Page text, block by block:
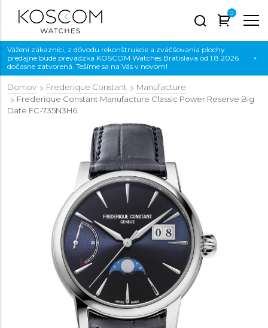
0
Vážení zákazníci, z dôvodu rekonštrukcie a zväčšovania plochy
predajne bude prevádzka KOSCOM Watches Bratislava od 1.8.2026
dočasne zatvorená. Tešíme sa na Vás v novom!
×
Domov Frederique Constant
Manufacture
Frederique Constant Manufacture Classic Power Reserve Big
Date FC-735N3H6